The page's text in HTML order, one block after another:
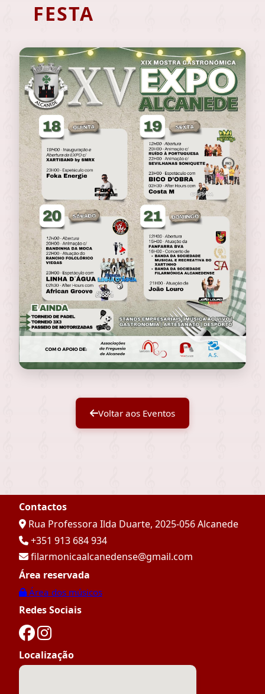
FESTA
Voltar aos Eventos
Contactos
Rua Professora Ilda Duarte, 2025-056 Alcanede
+351 913 684 934
filarmonicaalcanedense@gmail.com
Área reservada
Área dos músicos
Redes Sociais
Localização